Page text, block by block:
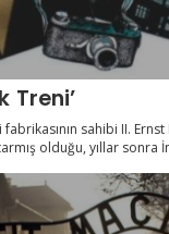
Treni’
sahibi II. Ernst
olduğu, yıllar sonra